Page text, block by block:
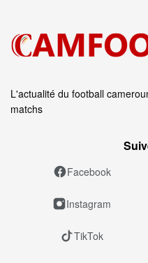
L'actualité du football
matchs
Facebook
Instagram
TikTok